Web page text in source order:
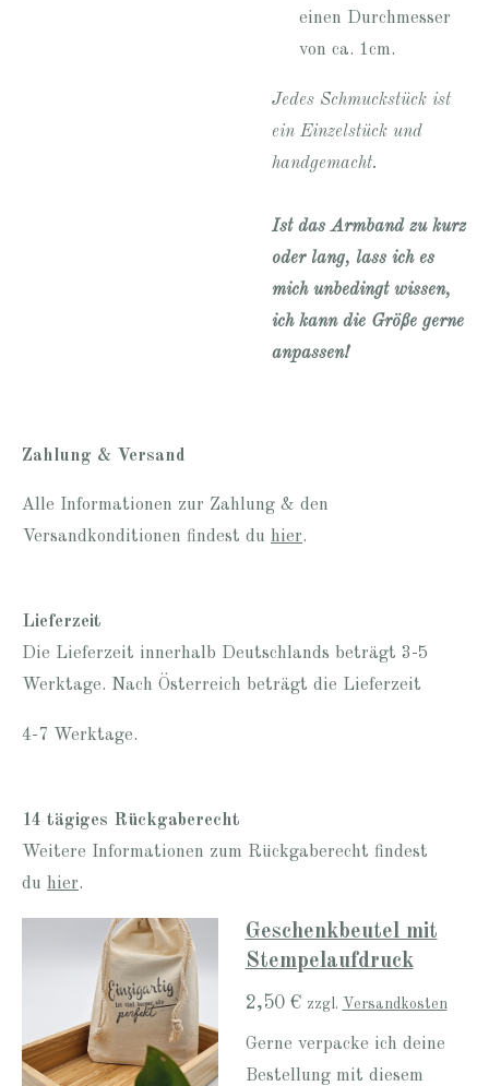
einen Durchmesser
von ca. 1cm.
Jedes Schmuckstück ist
ein Einzelstück und
handgemacht.
Ist das Armband zu kurz
oder lang, lass ich es
mich unbedingt wissen,
ich kann die Größe gerne
anpassen!
Zahlung & Versand
Alle Informationen zur Zahlung & den
Versandkonditionen findest du hier.
Lieferzeit
Die Lieferzeit innerhalb Deutschlands beträgt 3-5
Werktage. Nach Österreich beträgt die Lieferzeit
4-7 Werktage.
14 tägiges Rückgaberecht
Weitere Informationen zum Rückgaberecht findest
du hier.
Geschenkbeutel mit
Stempelaufdruck
2,50 € zzgl. Versandkosten
Gerne verpacke ich deine
Bestellung mit diesem